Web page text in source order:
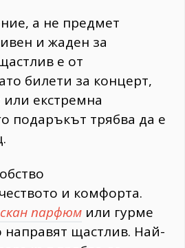
а не предмет
и жаден за
е от
билети за концерт,
екстремна
подаръкът трябва да е
и комфорта.
парфюм или гурме
щастлив. Най-